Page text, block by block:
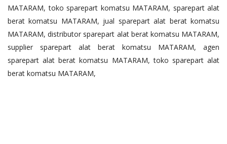
MATARAM, toko sparepart komatsu MATARAM, sparepart alat
berat komatsu MATARAM, jual sparepart alat berat komatsu
MATARAM, distributor sparepart alat berat komatsu MATARAM,
supplier sparepart alat berat komatsu MATARAM, agen
sparepart alat berat komatsu MATARAM, toko sparepart alat
berat komatsu MATARAM,